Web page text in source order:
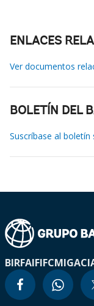
ENLACES
Ver documentos
BOLETÍN DEL
Suscríbase al
BIRFAIFIFCMIGA